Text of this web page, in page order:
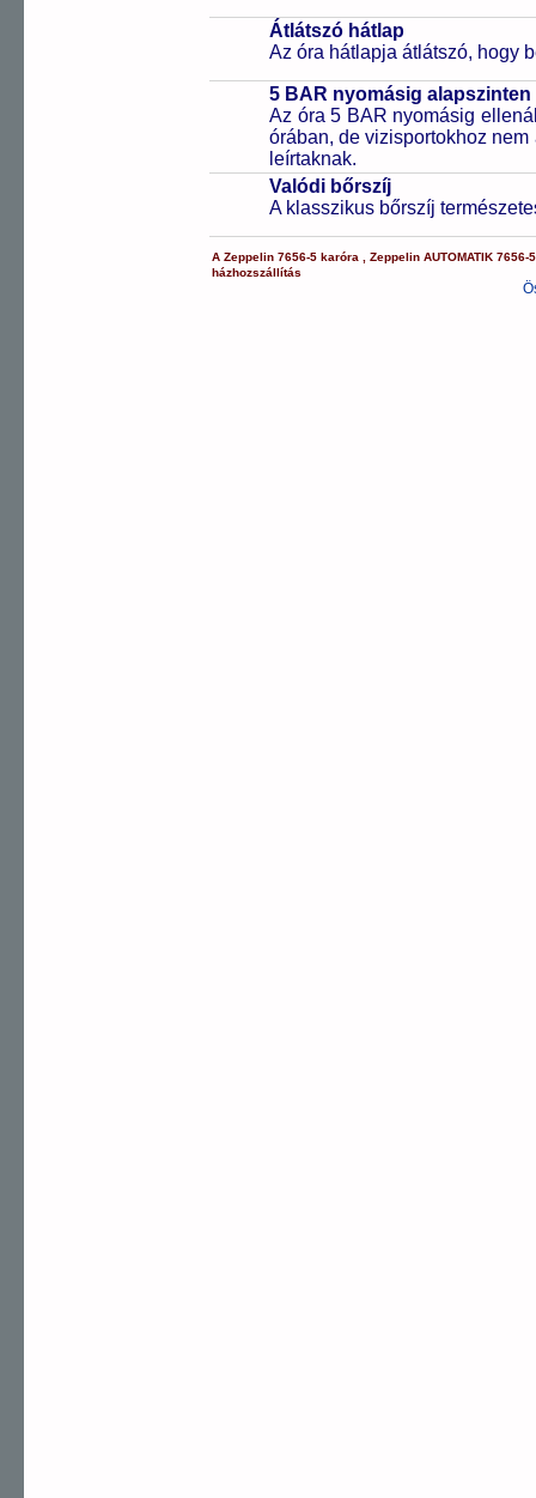
Átlátszó hátlap
Az óra hátlapja átlátszó, hogy
5 BAR nyomásig alapszinten
Az óra 5 BAR nyomásig
órában, de vizisportokhoz
leírtaknak.
Valódi bőrszíj
A klasszikus bőrszíj
AZeppelin 7656-5 karóra ,Zeppelin AUTOMATIK 7656-5
házhozszállítás